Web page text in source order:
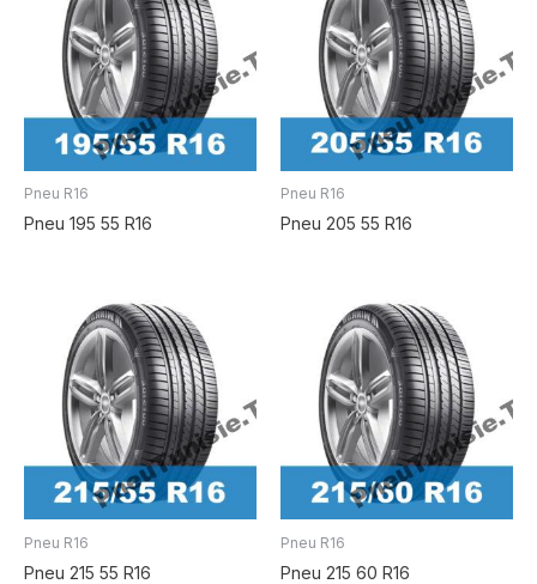
Pneu R16
Pneu 195 55 R16
Pneu R16
Pneu 205 55 R16
Pneu R16
Pneu 215 55 R16
Pneu R16
Pneu 215 60 R16